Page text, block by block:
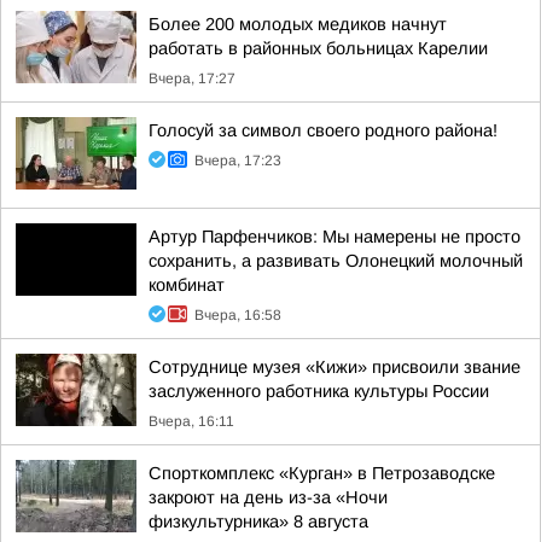
Более 200 молодых медиков начнут
работать в районных больницах Карелии
Вчера, 17:27
Голосуй за символ своего родного района!
Вчера, 17:23
Артур Парфенчиков: Мы намерены не просто
сохранить, а развивать Олонецкий молочный
комбинат
Вчера, 16:58
Сотруднице музея «Кижи» присвоили звание
заслуженного работника культуры России
Вчера, 16:11
Спорткомплекс «Курган» в Петрозаводске
закроют на день из-за «Ночи
физкультурника» 8 августа